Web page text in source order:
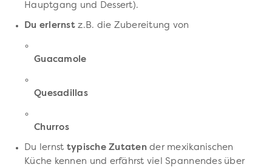
Hauptgang und Dessert).
Du erlernstz.B. die Zubereitung von
Guacamole
Quesadillas
Churros
Du lernst typische Zutatender mexikanischen
Küche kennen und erfährst viel Spannendes über